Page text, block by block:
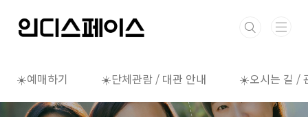
☀️예매하기 ☀️단체관람 / 대관 안내 ☀️오시는 길 /